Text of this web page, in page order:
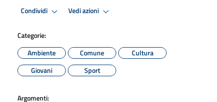
Condividi Vedi azioni
Categorie:
Ambiente
Comune
Cultura
Giovani
Sport
Argomenti: